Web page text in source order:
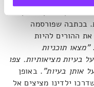
שלנו, בחלק מהמקרים
בכתבה שפורסמה
ההורים להיות
"מצאו תוכניות
בעיות מציאותיות. צפו
אותן בעיות". באופן
ילדינו מציצים אל